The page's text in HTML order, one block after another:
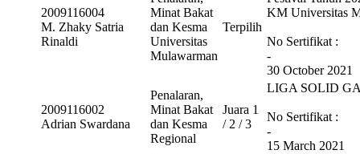
2009116004
M. Zhaky Satria
Rinaldi
Minat Bakat
dan Kesma
Universitas
Mulawarman
Terpilih
KM Universitas
No Sertifikat :
-
30 October 2021
2009116002
Adrian Swardana
Penalaran,
Minat Bakat
dan Kesma
Regional
Juara 1
/ 2 / 3
LIGA SOLID
No Sertifikat :
-
15 March 2021